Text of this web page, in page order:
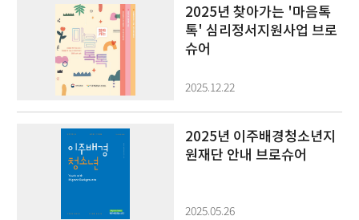
2025년 찾아가는 '마음톡
톡' 심리정서지원사업 브로
슈어
2025.12.22
2025년 이주배경청소년지
원재단 안내 브로슈어
2025.05.26